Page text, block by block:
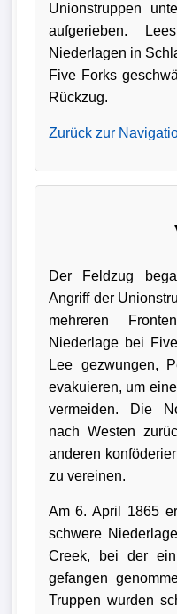
Unionstruppen
aufgerieben.
Niederlagen in
Five Forks
Rückzug.
Zurück zur
Der Feldzug
Angriff der
mehreren
Niederlage bei
Lee gezwungen,
evakuieren, um
vermeiden. Die
nach Westen
anderen
zu vereinen.
Am 6. April 1865
schwere
Creek, bei der
gefangen
Truppen wurden